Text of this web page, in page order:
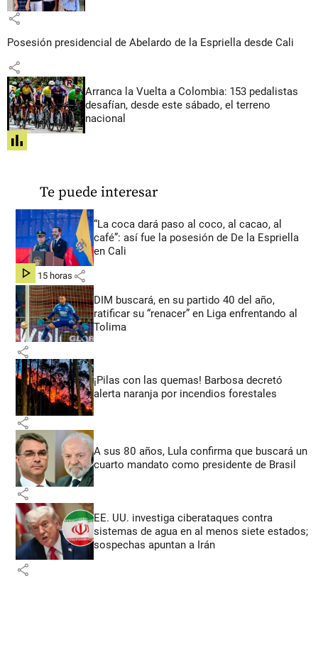
share
Posesión presidencial de Abelardo de la Espriella desde Cali
share
Arranca la Vuelta a Colombia: 153 pedalistas
desafían, desde este sábado, el terreno
nacional
share
Te puede interesar
“La coca dará paso al coco, al cacao, al
café”: así fue la posesión de De la Espriella
en Cali
hace 15 horas share
DIM buscará, en su partido 40 del año,
ratificar su “renacer” en Liga enfrentando al
Tolima
share
¡Pilas con las quemas! Barbosa decretó
alerta naranja por incendios forestales
share
A sus 80 años, Lula confirma que buscará un
cuarto mandato como presidente de Brasil
share
EE. UU. investiga ciberataques contra
sistemas de agua en al menos siete estados;
sospechas apuntan a Irán
share